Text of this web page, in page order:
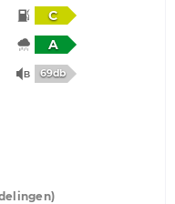
C
A
69db